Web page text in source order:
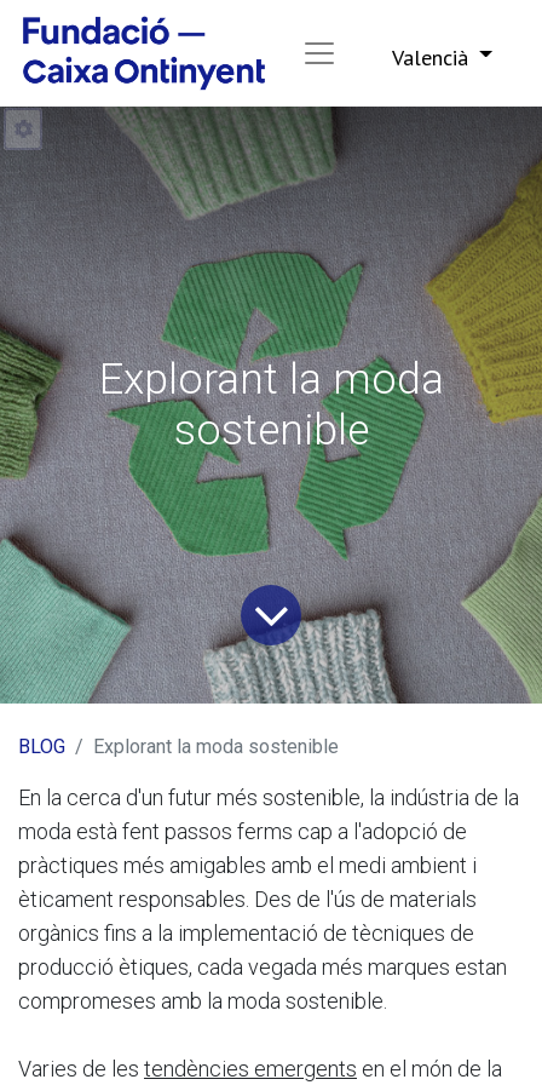
Valencià
Explorant la moda
sostenible
BLOG Explorant la moda sostenible
En la cerca d'un futur més sostenible, la indústria de la
moda està fent passos ferms cap a l'adopció de
pràctiques més amigables amb el medi ambient i
èticament responsables. Des de l'ús de materials
orgànics fins a la implementació de tècniques de
producció ètiques, cada vegada més marques estan
compromeses amb la moda sostenible.
Varies de les tendències emergents en el món de la